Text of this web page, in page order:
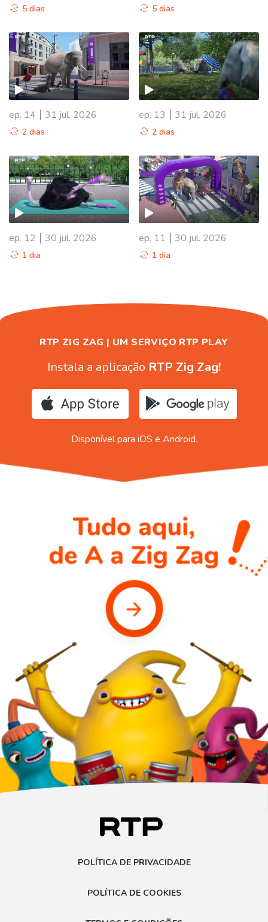
5 dias 5 dias
ep. 14 | 31 jul. 2026
2 dias
ep. 13 | 31 jul. 2026
2 dias
ep. 12 | 30 jul. 2026
1 dia
ep. 11 | 30 jul. 2026
1 dia
945695
RTP ZIG ZAG | UM SERVIÇO RTP PLAY
Instala a aplicação RTP Zig Zag!
Disponível para iOS e Android.
POLÍTICA DE PRIVACIDADE
POLÍTICA DE COOKIES